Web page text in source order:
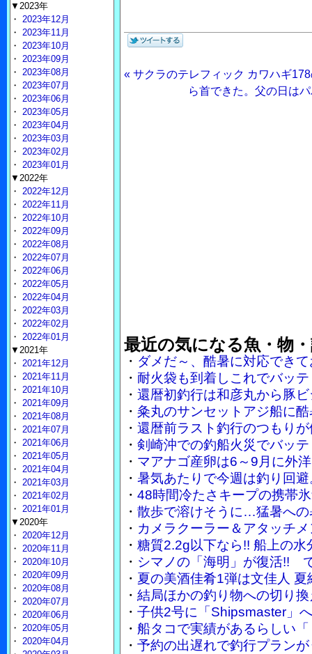
« サクラのテレフィック カワハギ
ら首できた。父の日は
最近の気になる魚・物
・ ダメだ～、酷暑に対応でき
・ 耐火袋も到着しこれでバッ
・ 還暦初釣行は和彦丸から豚
・ 粂丸のサンセットアジ船に
・ 還暦前ラスト釣行のつもり
・ 剣崎沖での釣船火災でバッ
・ マアナゴ産卵は6～9月に外
・ 暑気あたりで今週は釣り回
・ 48時間冷たさキープの携帯
・ 散歩で溶けそうに…猛暑へ
・ カメラクーラー＆アタッチ
・ 糖質2.2g以下なら!! 船上の
・ シマノの「海明」が復活!!
・ 夏の美酒佳肴1弾は文佳人
・ 結局ほかの釣り物への切り
・ 子供2号に「Shipsmaster」
・ 船タコで実績があるらしい
・ 予約の出遅れで釣行プラン
▼2023年
・ 2023年12月
・ 2023年11月
・ 2023年10月
・ 2023年09月
・ 2023年08月
・ 2023年07月
・ 2023年06月
・ 2023年05月
・ 2023年04月
・ 2023年03月
・ 2023年02月
・ 2023年01月
▼2022年
・ 2022年12月
・ 2022年11月
・ 2022年10月
・ 2022年09月
・ 2022年08月
・ 2022年07月
・ 2022年06月
・ 2022年05月
・ 2022年04月
・ 2022年03月
・ 2022年02月
・ 2022年01月
▼2021年
・ 2021年12月
・ 2021年11月
・ 2021年10月
・ 2021年09月
・ 2021年08月
・ 2021年07月
・ 2021年06月
・ 2021年05月
・ 2021年04月
・ 2021年03月
・ 2021年02月
・ 2021年01月
▼2020年
・ 2020年12月
・ 2020年11月
・ 2020年10月
・ 2020年09月
・ 2020年08月
・ 2020年07月
・ 2020年06月
・ 2020年05月
・ 2020年04月